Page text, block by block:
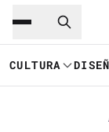
Saltar al
CULTURA